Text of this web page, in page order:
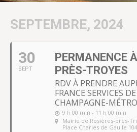
SEPTEMBRE, 2024
30
SEPT
PERMANENCE
PRÈS-TROYES
RDV À PRENDRE
FRANCE SERVICES
CHAMPAGNE-
9 h 00 min - 11 h 00 min
Mairie de Rosières-près-
Place Charles de Gaulle